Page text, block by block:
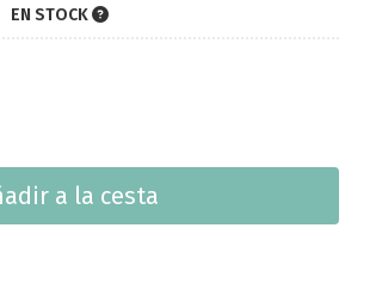
EN STOCK
a la cesta